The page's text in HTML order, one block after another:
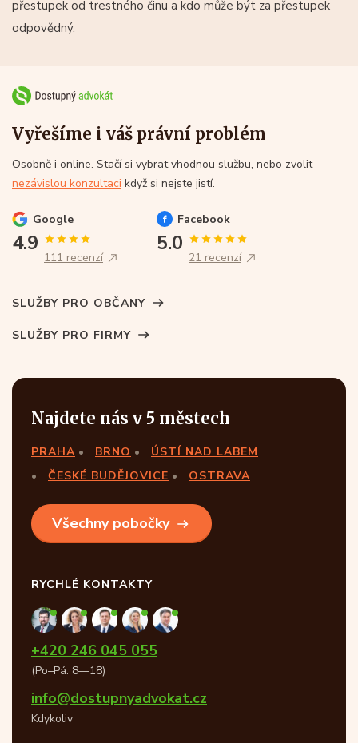
přestupek od trestného činu a kdo může být za přestupek
odpovědný.
Vyřešíme i váš právní problém
Osobně i online. Stačí si vybrat vhodnou službu, nebo zvolit
nezávislou konzultaci když si nejste jistí.
Google
4.9
111 recenzí
Facebook
5.0
21 recenzí
SLUŽBY PRO OBČANY
SLUŽBY PRO FIRMY
Najdete nás v 5 městech
PRAHA BRNO
ÚSTÍ NAD LABEM
ČESKÉ BUDĚJOVICE
OSTRAVA
Všechny pobočky
RYCHLÉ KONTAKTY
+420 246 045 055
(Po–Pá: 8—18)
info@dostupnyadvokat.cz
Kdykoliv